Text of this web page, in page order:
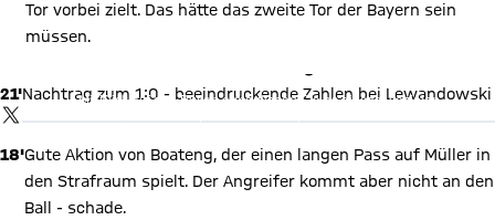
Tor vorbei zielt. Das hätte das zweite Tor der Bayern sein
müssen.
21'
TWITTER-BEITRAG
Nachtrag zum 1:0 - beeindruckende Zahlen bei Lewandowski
Mit Klick auf den Button ermöglichen Sie es diesem sozialen
verarbeiten. Vorher kann das soziale Netzwerk keine Daten über
wird für alle Inhalte des sozialen Netzwerks auf unserer Website
gespeichert und Sie können dies jederzeit in der Cookie-
Einwilligungslösungändern. Details:Datenschutzerklärung
18'Gute Aktion von Boateng, der einen langen Pass auf Müller in
den Strafraum spielt. Der Angreifer kommt aber nicht an den
Ball - schade.